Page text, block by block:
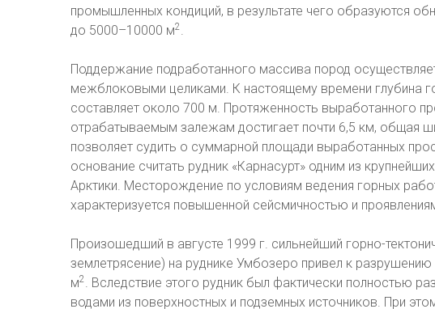
промышленных кондиций, в результате чего образуются
до 5000–10000 м2.
Поддержание подработанного массива пород
межблоковыми целиками. К настоящему времени глубина
составляет около 700 м. Протяженность выработанного
отрабатываемым залежам достигает почти 6,5 км, общая
позволяет судить о суммарной площади выработанных
основание считать рудник «Карнасурт» одним из
Арктики. Месторождение по условиям ведения горных
характеризуется повышенной сейсмичностью и
Произошедший в августе 1999 г. сильнейший горно-
землетрясение) на руднике Умбозеро привел к
м2. Вследствие этого рудник был фактически полностью
водами из поверхностных и подземных источников. При